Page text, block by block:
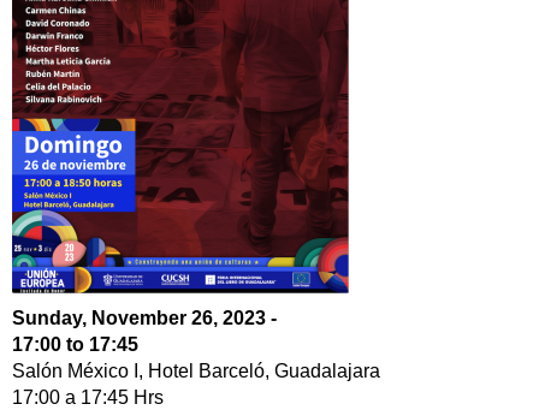
Sunday, November 26, 2023 -
17:00 to 17:45
Salón México I, Hotel Barceló, Guadalajara
17:00 a 17:45 Hrs